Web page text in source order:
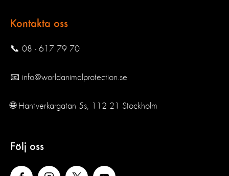
Kontakta oss
📞 08 - 617 79 70
📧 info@worldanimalprotection.se
🌐 Hantverkargatan 5s, 112 21 Stockholm
Följ oss